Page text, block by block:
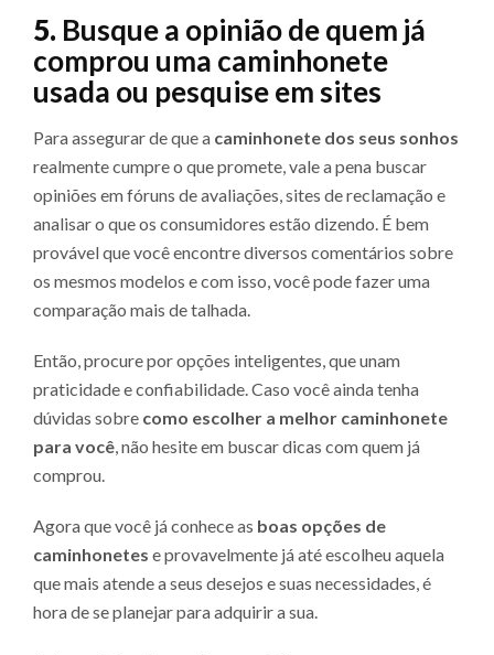
5. Busque a opinião de quem já
comprou uma caminhonete
usada ou pesquise em sites
Para assegurar de que a caminhonete dos seus sonhos
realmente cumpre o que promete, vale a pena buscar
opiniões em fóruns de avaliações, sites de reclamação e
analisar o que os consumidores estão dizendo. É bem
provável que você encontre diversos comentários sobre
os mesmos modelos e com isso, você pode fazer uma
comparação mais de talhada.
Então, procure por opções inteligentes, que unam
praticidade e confiabilidade. Caso você ainda tenha
dúvidas sobre como escolher a melhor caminhonete
para você, não hesite em buscar dicas com quem já
comprou.
Agora que você já conhece as boas opções de
caminhonetes e provavelmente já até escolheu aquela
que mais atende a seus desejos e suas necessidades, é
hora de se planejar para adquirir a sua.